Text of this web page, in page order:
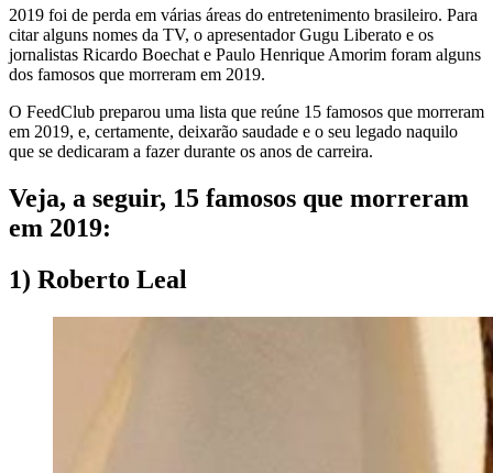
2019 foi de perda em várias áreas do entretenimento brasileiro. Para
citar alguns nomes da TV, o apresentador Gugu Liberato e os
jornalistas Ricardo Boechat e Paulo Henrique Amorim foram alguns
dos famosos que morreram em 2019.
O FeedClub preparou uma lista que reúne 15 famosos que morreram
em 2019, e, certamente, deixarão saudade e o seu legado naquilo
que se dedicaram a fazer durante os anos de carreira.
Veja, a seguir, 15 famosos que morreram
em 2019:
1) Roberto Leal